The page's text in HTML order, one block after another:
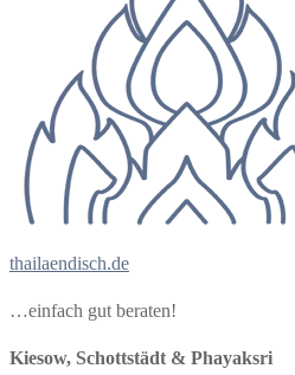
thailaendisch.de
…einfach gut beraten!
Kiesow, Schottstädt & Phayaksri